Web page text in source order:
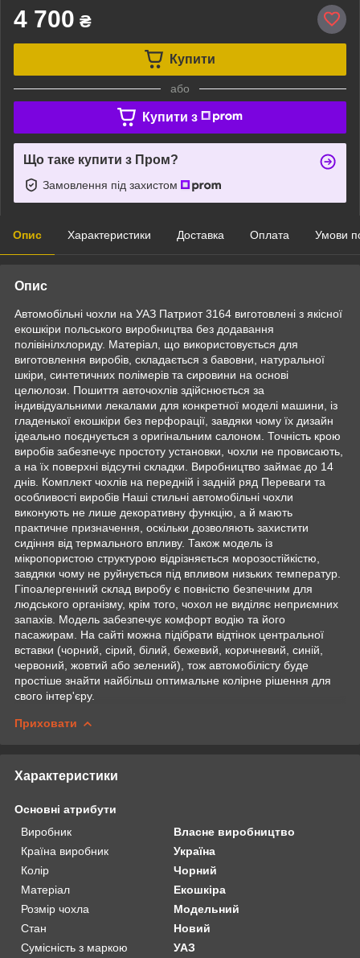
4 700 ₴
Купити
або
Купити з
Що таке купити з Пром?
Замовлення під захистом
Опис Характеристики Доставка Оплата Умови
Опис
Автомобільні чохли на УАЗ Патриот 3164 виготовлені з якісної
екошкіри польського виробництва без додавання
полівінілхлориду. Матеріал, що використовується для
виготовлення виробів, складається з бавовни, натуральної
шкіри, синтетичних полімерів та сировини на основі
целюлози. Пошиття авточохлів здійснюється за
індивідуальними лекалами для конкретної моделі машини, із
гладенької екошкіри без перфорації, завдяки чому їх дизайн
ідеально поєднується з оригінальним салоном. Точність крою
виробів забезпечує простоту установки, чохли не провисають,
а на їх поверхні відсутні складки. Виробництво займає до 14
днів. Комплект чохлів на передній і задній ряд Переваги та
особливості виробів Наші стильні автомобільні чохли
виконують не лише декоративну функцію, а й мають
практичне призначення, оскільки дозволяють захистити
сидіння від термального впливу. Також модель із
мікропористою структурою відрізняється морозостійкістю,
завдяки чому не руйнується під впливом низьких температур.
Гіпоалергенний склад виробу є повністю безпечним для
людського організму, крім того, чохол не виділяє неприємних
запахів. Модель забезпечує комфорт водію та його
пасажирам. На сайті можна підібрати відтінок центральної
вставки (чорний, сірий, білий, бежевий, коричневий, синій,
червоний, жовтий або зелений), тож автомобілісту буде
простіше знайти найбільш оптимальне колірне рішення для
свого інтер'єру.
Приховати
Характеристики
Основні атрибути
Виробник
Власне виробництво
Країна виробник
Україна
Колір
Чорний
Матеріал
Екошкіра
Розмір чохла
Модельний
Стан
Новий
Сумісність з маркою
УАЗ